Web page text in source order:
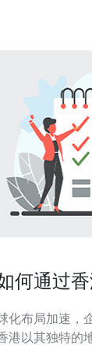
何通过
化布局加速，
港以其独特的